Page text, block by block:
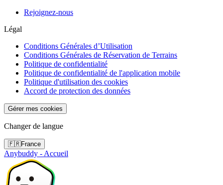
Rejoignez-nous
Légal
Conditions Générales d’Utilisation
Conditions Générales de Réservation de Terrains
Politique de confidentialité
Politique de confidentialité de l'application mobile
Politique d'utilisation des cookies
Accord de protection des données
Gérer mes cookies
Changer de langue
🇫🇷France
Anybuddy - Accueil